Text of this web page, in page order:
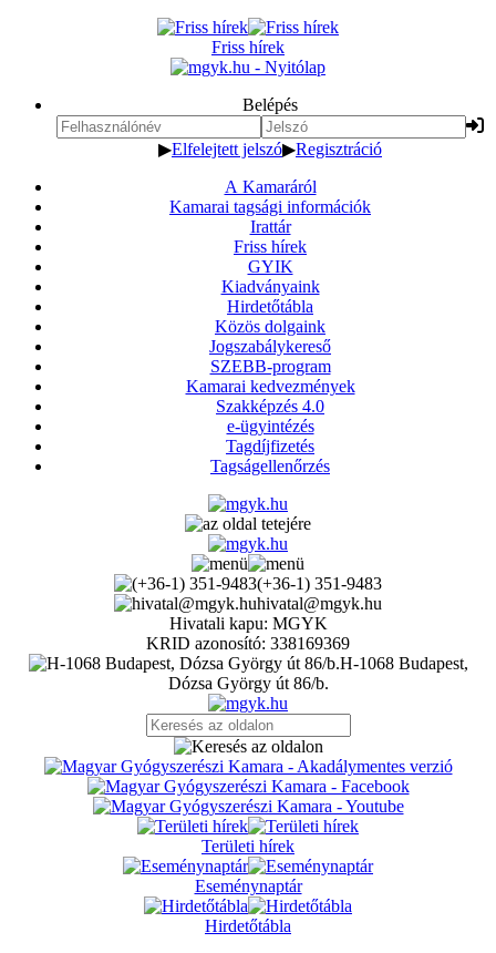
Friss hírek
Belépés
▶Elfelejtett jelszó▶Regisztráció
A Kamaráról
Kamarai tagsági információk
Irattár
Friss hírek
GYIK
Kiadványaink
Hirdetőtábla
Közös dolgaink
Jogszabálykereső
SZEBB-program
Kamarai kedvezmények
Szakképzés 4.0
e-ügyintézés
Tagdíjfizetés
Tagságellenőrzés
(+36-1) 351-9483
hivatal@mgyk.hu
Hivatali kapu: MGYK
KRID azonosító: 338169369
H-1068 Budapest,
Dózsa György út 86/b.
Területi hírek
Eseménynaptár
Hirdetőtábla